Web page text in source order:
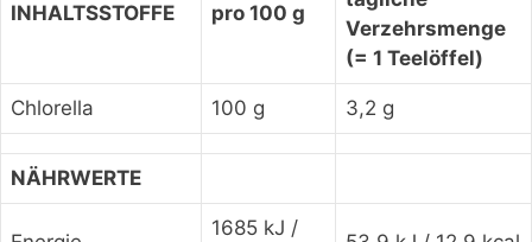
INHALTSSTOFFE pro 100 g
Verzehrsmenge
(= 1 Teelöffel)
Chlorella 100 g 3,2 g
NÄHRWERTE
1685 kJ /